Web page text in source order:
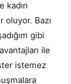
kadın
Bazı
gibi
ile
istemez